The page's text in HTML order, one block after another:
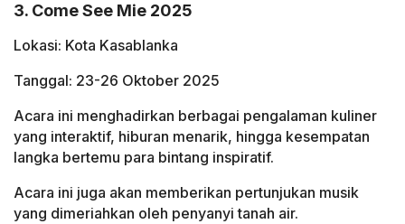
3. Come See Mie 2025
Lokasi: Kota Kasablanka
Tanggal: 23-26 Oktober 2025
Acara ini menghadirkan berbagai pengalaman kuliner
yang interaktif, hiburan menarik, hingga kesempatan
langka bertemu para bintang inspiratif.
Acara ini juga akan memberikan pertunjukan musik
yang dimeriahkan oleh penyanyi tanah air.